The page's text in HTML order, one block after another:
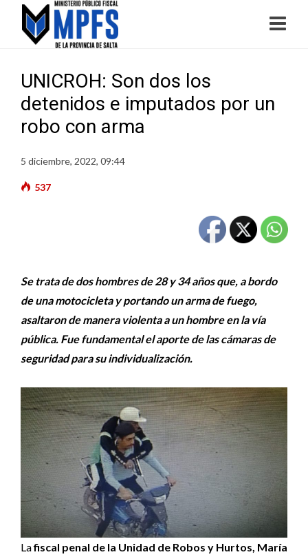
UNICROH: Son dos los
detenidos e imputados por un
robo con arma
5 diciembre, 2022, 09:44
537
Se trata de dos hombres de 28 y 34 años que, a bordo
de una motocicleta y portando un arma de fuego,
asaltaron de manera violenta a un hombre en la vía
pública. Fue fundamental el aporte de las cámaras de
seguridad para su individualización.
Lafiscal penal de la Unidad de Robos y Hurtos, María